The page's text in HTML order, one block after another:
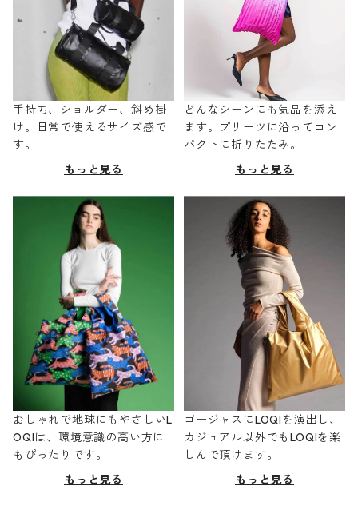
手持ち、ショルダー、斜め掛
け。日常で使えるサイズ感で
す。
もっと見る
どんなシーンにも気品を添え
ます。プリーツに沿ってコン
パクトに折りたたみ。
もっと見る
おしゃれで地球にもやさしいL
OQIは、環境意識の高い方に
もぴったりです。
もっと見る
ゴージャスにLOQIを演出し、
カジュアル以外でもLOQIを楽
しんで頂けます。
もっと見る